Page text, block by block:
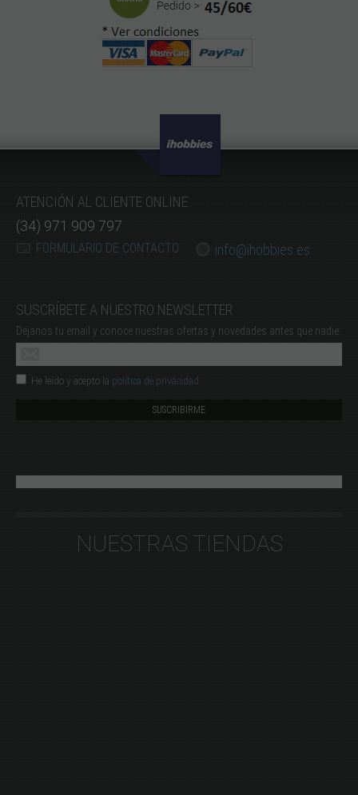
ATENCIÓN AL CLIENTE ONLINE
(34) 971 909 797
FORMULARIO DE CONTACTO info@ihobbies.es
SUSCRÍBETE A NUESTRO NEWSLETTER
Déjanos tu email y conoce nuestras ofertas y novedades antes que nadie.
He leído y acepto la política de privacidad
NUESTRAS TIENDAS